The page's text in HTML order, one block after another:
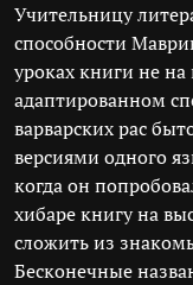
Учительницу
способности
уроках книги не
адаптированном
варварских рас
версиями одного
когда он
хибаре книгу на
сложить из
Бесконечные